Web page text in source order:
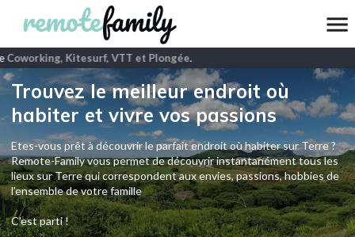
Coworking, Kitesurf, VTT et Plongée.
Trouvez le meilleur endroit où
habiter et vivre vos passions
Etes-vous prêt à découvrir le parfait endroit où habiter sur Terre ?
Remote-Family vous permet de découvrir instantanément tous les
lieux sur Terre qui correspondent aux envies, passions, hobbies de
l’ensemble de votre famille
C'est parti !